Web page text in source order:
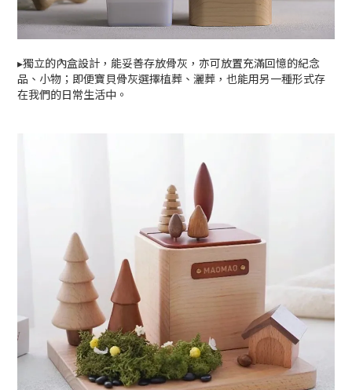
▸獨立的內盒設計，能妥善存放骨灰，亦可放置充滿回憶的紀念
品、小物；即便寶貝骨灰選擇植葬、灑葬，也能用另一種形式存
在我們的日常生活中。